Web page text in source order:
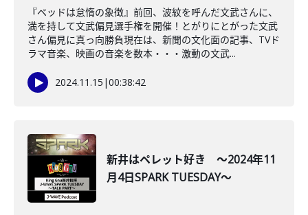
『ベッドは怠惰の象徴』前回、波紋を呼んだ文武さんに、
満を持して文武偏見選手権を開催！とがりにとがった文武
さん偏見に真っ向勝負現在は、新聞の文化面の記事、TVド
ラマ音楽、映画の音楽を数本・・・激動の文武...
2024.11.15 |00:38:42
新井はペレット好き ～2024年11
月4日SPARK TUESDAY～